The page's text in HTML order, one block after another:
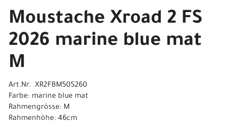
Moustache Xroad 2 FS
2026 marine blue mat
M
Art.Nr. XR2FBM50S260
Farbe: marine blue mat
Rahmengrösse: M
Rahmenhöhe: 46cm